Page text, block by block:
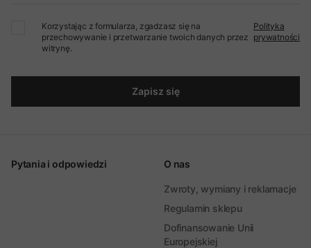
Korzystając z formularza, zgadzasz się na
przechowywanie i przetwarzanie twoich danych przez
witrynę.
Polityka
prywatności
Zapisz się
Pytania i odpowiedzi O nas
Zwroty, wymiany i reklamacje
Regulamin sklepu
Dofinansowanie Unii
Europejskiej